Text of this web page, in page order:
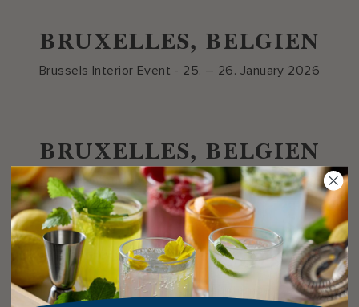
BRUXELLES, BELGIEN
Brussels Interior Event - 25. – 26. January 2026
BRUXELLES, BELGIEN
Brussels Interior Event - 22. – 24. February 2026
UTRECHT, NETHERLANDS
Retailbeurs Najaar, 14. – 16. september 2025